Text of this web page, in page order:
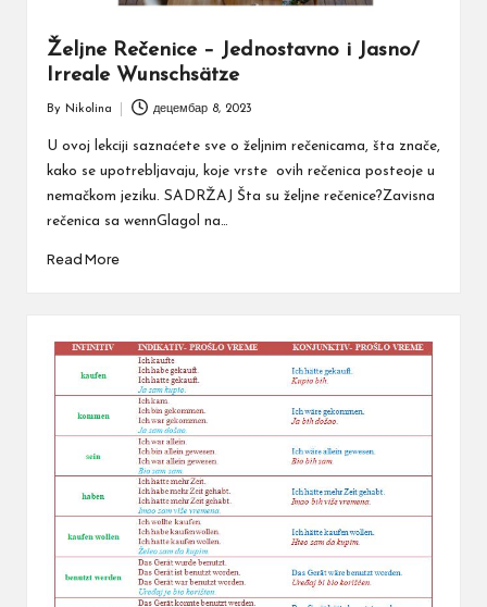
Željne Rečenice – Jednostavno i Jasno/
Irreale Wunschsätze
by
By Nikolina децембар 8, 2023
U ovoj lekciji saznaćete sve o željnim rečenicama, šta znače,
kako se upotrebljavaju, koje vrste ovih rečenica posteoje u
nemačkom jeziku. SADRŽAJ Šta su željne rečenice?Zavisna
rečenica sa wennGlagol na…
Read More